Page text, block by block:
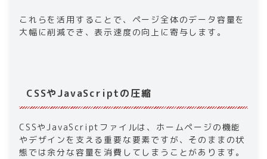
これらを活用することで、ページ全体のデータ容量を
大幅に削減でき、表示速度の向上に寄与します。
CSSやJavaScriptの圧縮
CSSやJavaScriptファイルは、ホームページの機能
やデザインを支える重要な要素ですが、そのままの状
態では余分な容量を消費してしまうことがあります。